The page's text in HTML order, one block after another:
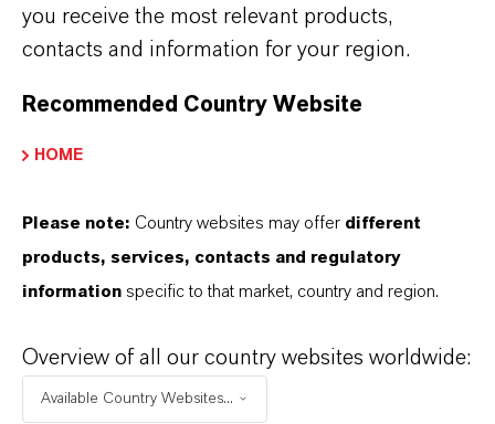
Es gibt keine unerwünschten Nebenreaktionen
Natriumbenzoat verfärbt das Endprodukt nicht.
Auch den Geruch beeinflusst es nicht. Auf die
kaum aus.
Kalaguard® SB ist einfach zu handhaben. Denn
anderen Konservierungsmitteln oder Tensiden
und bleibt in den
Reinigungsmittelformulierungen stabil.
you receive the most relevant products,
contacts and information for your region.
Recommended Country Website
HOME
Please note: Country websites may offer different
products, services, contacts and regulatory
information specific to that market, country and region.
Overview of all our country websites worldwide:
Available Country Websites...